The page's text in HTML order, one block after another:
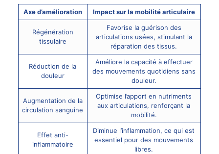
Axe d’amélioration Impact sur la mobilité articulaire
Régénération
tissulaire
Favorise la guérison des
articulations usées, stimulant la
réparation des tissus.
Réduction de la
douleur
Améliore la capacité à effectuer
des mouvements quotidiens sans
douleur.
Augmentation de la
circulation sanguine
Optimise l’apport en nutriments
aux articulations, renforçant la
mobilité.
Effet anti-
inflammatoire
Diminue l’inflammation, ce qui est
essentiel pour des mouvements
libres.